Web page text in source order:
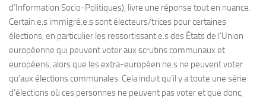
d’Information Socio-Politiques), livre une réponse tout en nuance.
Certain.e.s immigré.e.s sont électeurs/trices pour certaines
élections, en particulier les ressortissant.e.s des États de l’Union
européenne qui peuvent voter aux scrutins communaux et
européens, alors que les extra-européen.ne.s ne peuvent voter
qu’aux élections communales. Cela induit qu’il y a toute une série
d’élections où ces personnes ne peuvent pas voter et que donc,